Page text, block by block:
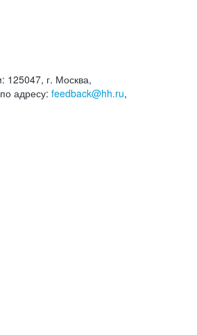
125047, г. Москва,
адресу: feedback@hh.ru,